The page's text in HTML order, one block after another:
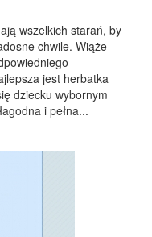
wszelkich starań, by
chwile. Wiąże
jest herbatka
dziecku wybornym
i pełna...